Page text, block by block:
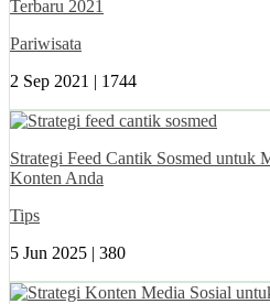
Terbaru 2021
Pariwisata
2 Sep 2021 | 1744
Strategi Feed Cantik Sosmed untuk
Konten Anda
Tips
5 Jun 2025 | 380